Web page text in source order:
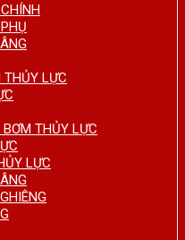
THỦY LỰC
THỦY LỰC
LỰC